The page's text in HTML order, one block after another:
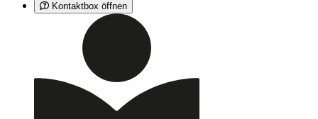
Kontaktbox öffnen